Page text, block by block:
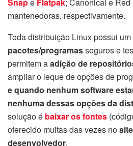
mantenedoras, respectivamente.
Toda distribuição Linux possui um
pacotes/programasseguros e
permitem aadição de
ampliar o leque de opções de
e quando nenhum software
nenhuma dessas opções da
solução é baixar os fontes
oferecido muitas das vezes no
desenvolvedor.